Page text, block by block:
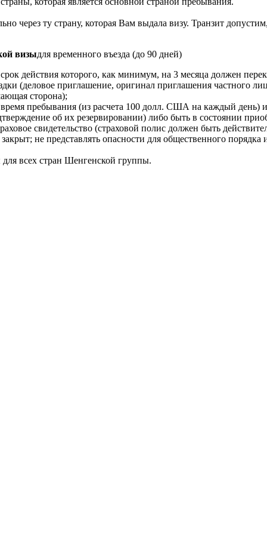
через ту страну, которая Вам выдала визу. Транзит
визыдля временного въезда (до 90 дней)
действия которого, как минимум, на 3 месяца должен
(деловое приглашение, оригинал приглашения частного
сторона);
пребывания (из расчета 100 долл. США на каждый день)
об их резервировании) либо быть в состоянии
свидетельство (страховой полис должен быть
не представлять опасности для общественного
всех стран Шенгенской группы.